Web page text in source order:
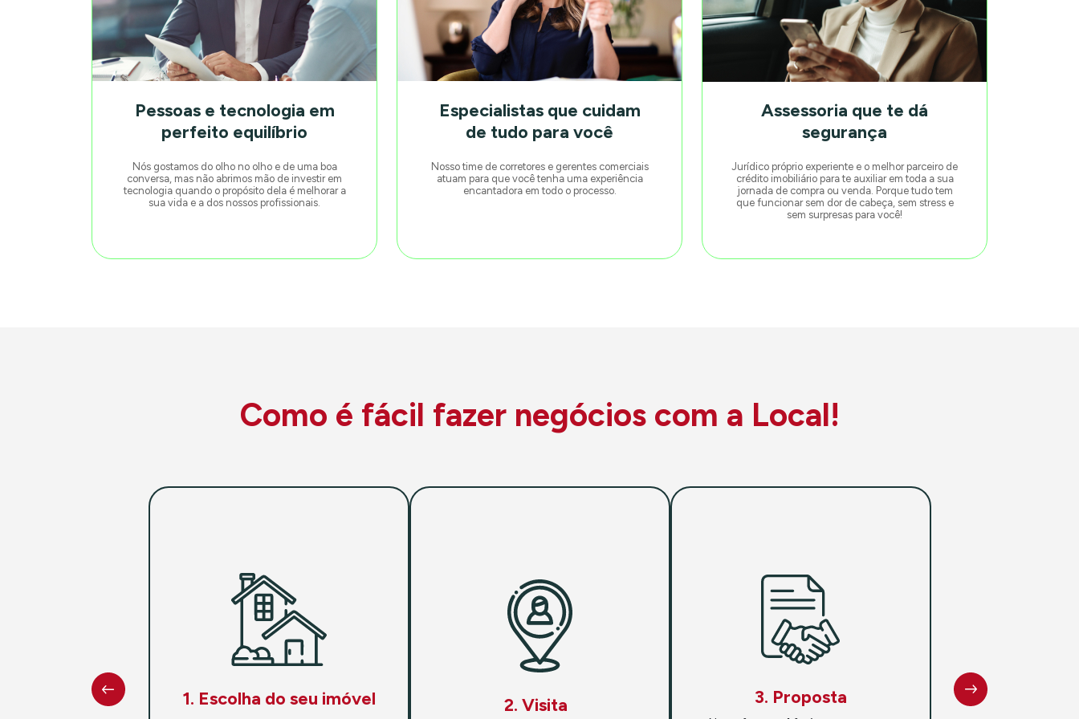
Pessoas e tecnologia em
perfeito equilíbrio
Nós gostamos do olho no olho e de uma boa
conversa, mas não abrimos mão de investir em
tecnologia quando o propósito dela é melhorar a
sua vida e a dos nossos profissionais.
Especialistas que cuidam
de tudo para você
Nosso time de corretores e gerentes comerciais
atuam para que você tenha uma experiência
encantadora em todo o processo.
Assessoria que te dá
segurança
Jurídico próprio experiente e o melhor parceiro de
crédito imobiliário para te auxiliar em toda a sua
jornada de compra ou venda. Porque tudo tem
que funcionar sem dor de cabeça, sem stress e
sem surpresas para você!
Como é fácil fazer negócios com a Local!
1. Escolha do seu imóvel 2. Visita 3. Proposta